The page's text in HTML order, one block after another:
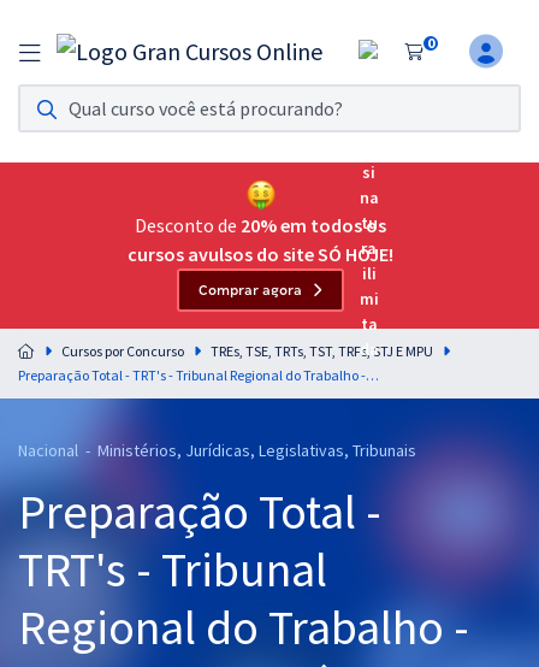
0
Assinatura Ilimitada 11
Acesso a todos os cursos. Teste grátis por 7 dias!
Assinatura OAB Até Passar
Acesso ilimitado a toda preparação para o Exame da
Residências Multiprofissionais
Preparação completa e intensiva para as principais
residências em saúde do Brasil
Cursos 20% OFF
Pós
Graduação
Desconto de 20% em todos os
cursos avulsos do site SÓ HOJE!
Comprar agora
Cursos por Concurso
TREs, TSE, TRTs, TST, TRFs, STJ E MPU
Preparação Total - TRT's - Tribunal Regional do Trabalho - Analista Judiciário - Área Judiciária (AJAJ) e Oficial de Justiça Avaliador (OJA) 2026
Nacional - Ministérios, Jurídicas, Legislativas, Tribunais
Preparação Total -
TRT's - Tribunal
Regional do Trabalho -